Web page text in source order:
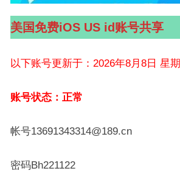
美国免费iOS US id账号共享
以下账号更新于：2026年8月8日 星
账号状态：正常
帐号13691343314@189.cn
密码Bh221122